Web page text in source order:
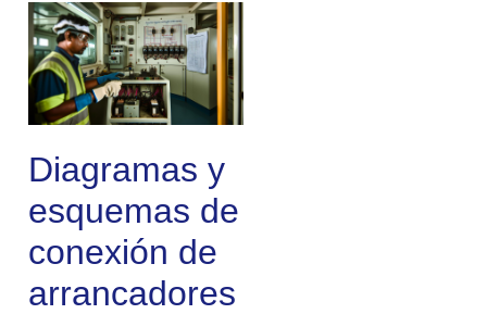
Diagramas y
esquemas de
conexión de
arrancadores